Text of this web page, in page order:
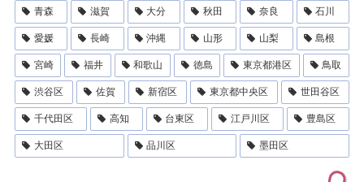
青森 滋賀 大分 秋田 奈良 石川
愛媛 長崎 沖縄 山形 山梨 島根
宮崎 福井 和歌山 徳島 東京都港区 鳥取
渋谷区 佐賀 新宿区 東京都中央区 世田谷区
千代田区 高知 台東区 江戸川区 豊島区
大田区 品川区 墨田区